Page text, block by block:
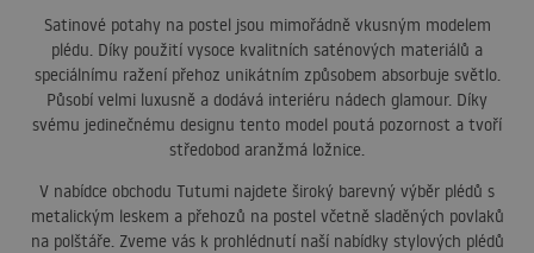
Satinové potahy na postel jsou mimořádně vkusným modelem
plédu. Díky použití vysoce kvalitních saténových materiálů a
speciálnímu ražení přehoz unikátním způsobem absorbuje světlo.
Působí velmi luxusně a dodává interiéru nádech glamour. Díky
svému jedinečnému designu tento model poutá pozornost a tvoří
středobod aranžmá ložnice.
V nabídce obchodu Tutumi najdete široký barevný výběr plédů s
metalickým leskem a přehozů na postel včetně sladěných povlaků
na polštáře. Zveme vás k prohlédnutí naší nabídky stylových plédů